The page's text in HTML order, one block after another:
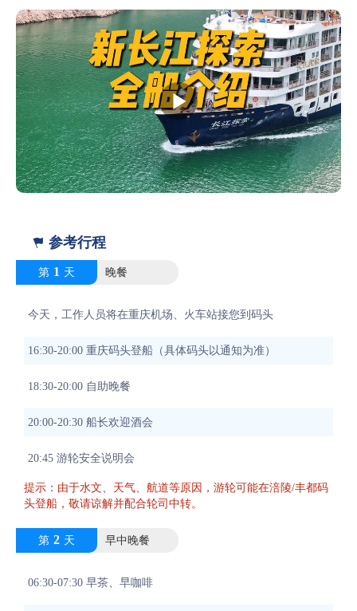
 参考行程
第 1 天 晚餐
今天，工作人员将在重庆机场、火车站接您到码头
16:30-20:00 重庆码头登船（具体码头以通知为准）
18:30-20:00 自助晚餐
20:00-20:30 船长欢迎酒会
20:45 游轮安全说明会
提示：由于水文、天气、航道等原因，游轮可能在涪陵/丰都码
头登船，敬请谅解并配合轮司中转。
第 2 天 早中晚餐
06:30-07:30 早茶、早咖啡